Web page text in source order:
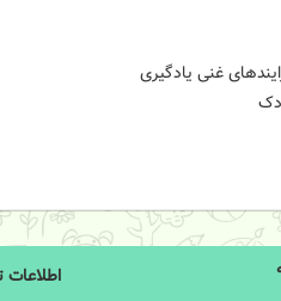
غنی یادگیری